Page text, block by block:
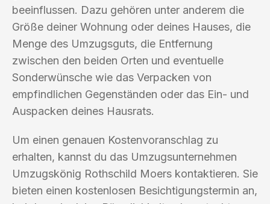
beeinflussen. Dazu gehören unter anderem die
Größe deiner Wohnung oder deines Hauses, die
Menge des Umzugsguts, die Entfernung
zwischen den beiden Orten und eventuelle
Sonderwünsche wie das Verpacken von
empfindlichen Gegenständen oder das Ein- und
Auspacken deines Hausrats.
Um einen genauen Kostenvoranschlag zu
erhalten, kannst du das Umzugsunternehmen
Umzugskönig Rothschild Moers kontaktieren. Sie
bieten einen kostenlosen Besichtigungstermin an,